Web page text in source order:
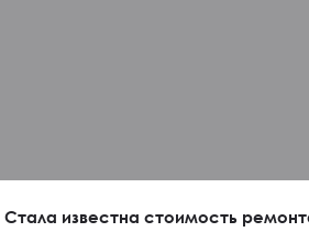
Стала известна стоимость